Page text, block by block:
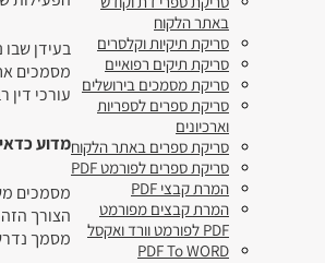
בעידן
מסמכים
עורכי
מדוע
מסמכים
הצורך
מסמך
באתר הלקוח
סריקת תיקיות וקלסרים
סריקת תיקים רפואיים
סריקת מסמכים בירושלים
סריקת ספרים לספריות
וארכיונים
סריקת ספרים באתר הלקוח
סריקת ספרים לפורמט PDF
המרת קבצי PDF
המרת קבצים מפורמט
PDF לפורמט וורד ואקסל
PDF To WORD